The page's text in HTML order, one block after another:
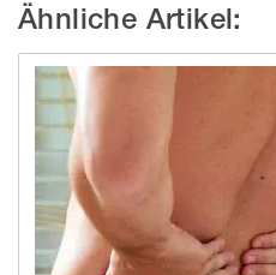
Ähnliche Artikel: